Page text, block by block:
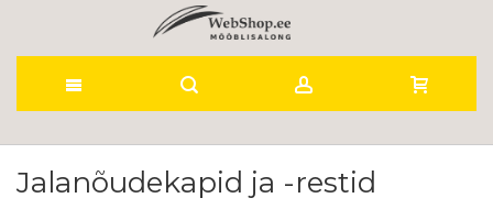
to
Jalanõudekapid ja -restid